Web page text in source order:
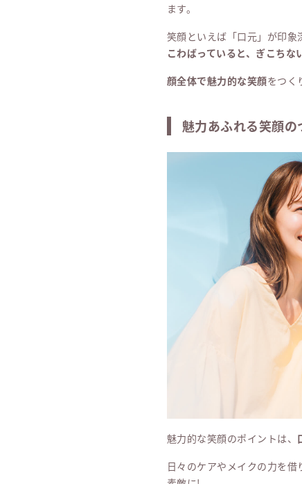
ます。
笑顔といえば「口元」が印象
こわばっていると、ぎこちな
顔全体で魅力的な笑顔をつく
魅力あふれる笑顔の
魅力的な笑顔のポイントは、
日々のケアやメイクの力を